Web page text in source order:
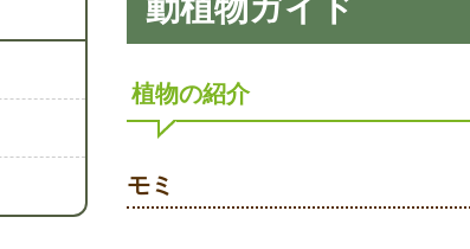
動植物ガイド
植物の紹介
モミ